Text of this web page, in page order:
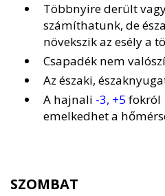
Többnyire derült
számíthatunk, de
növekszik az esély a
Csapadék nem
Az északi,
A hajnali -3, +5 fokról
emelkedhet a
SZOMBAT